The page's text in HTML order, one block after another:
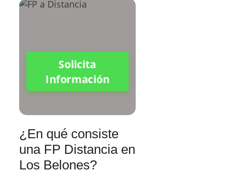
Solicita
Información
¿En qué consiste
una FP Distancia en
Los Belones?